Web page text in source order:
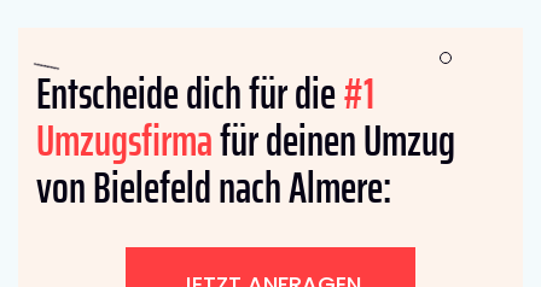
Entscheide dich für die#1
Umzugsfirmafür deinen Umzug
von Bielefeld nach Almere: